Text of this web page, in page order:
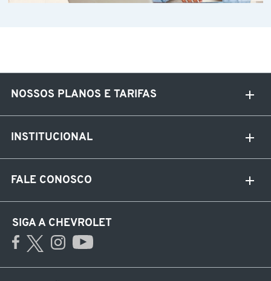
NOSSOS PLANOS E TARIFAS
INSTITUCIONAL
FALE CONOSCO
SIGA A CHEVROLET